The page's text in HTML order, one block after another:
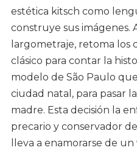
estética kitsch como
construye sus imágenes.
largometraje, retoma los
clásico para contar la
modelo de São Paulo
ciudad natal, para pasar
madre. Esta decisión la
precario y conservador
lleva a enamorarse de